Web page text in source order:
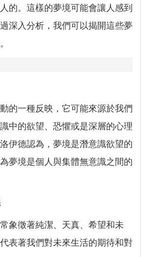
的。這樣的夢境可能會讓人感到
深入分析，我們可以揭開這些夢
的一種反映，它可能來源於我們
中的欲望、恐懼或是深層的心理
伊德認為，夢境是潛意識欲望的
夢境是個人與集體無意識之間的
象徵著純潔、天真、希望和未
表著我們對未來生活的期待和對